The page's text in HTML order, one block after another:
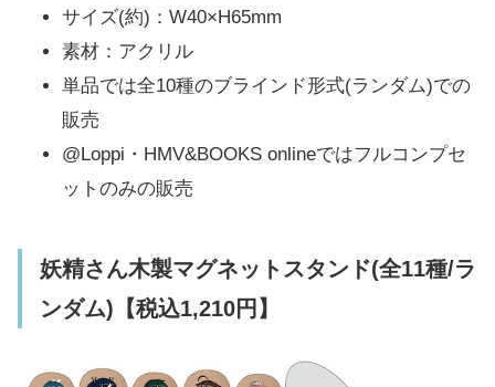
サイズ(約)：W40×H65mm
素材：アクリル
単品では全10種のブラインド形式(ランダム)での
販売
@Loppi・HMV&BOOKS onlineではフルコンプセ
ットのみの販売
妖精さん木製マグネットスタンド(全11種/ラ
ンダム)【税込1,210円】